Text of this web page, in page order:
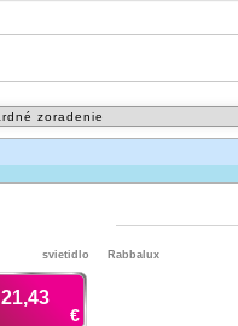
svietidlo Rabbalux
21,43
€